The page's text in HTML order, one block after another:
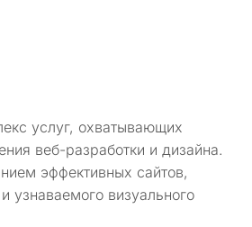
услуг, охватывающих
веб-разработки и дизайна.
эффективных сайтов,
узнаваемого визуального